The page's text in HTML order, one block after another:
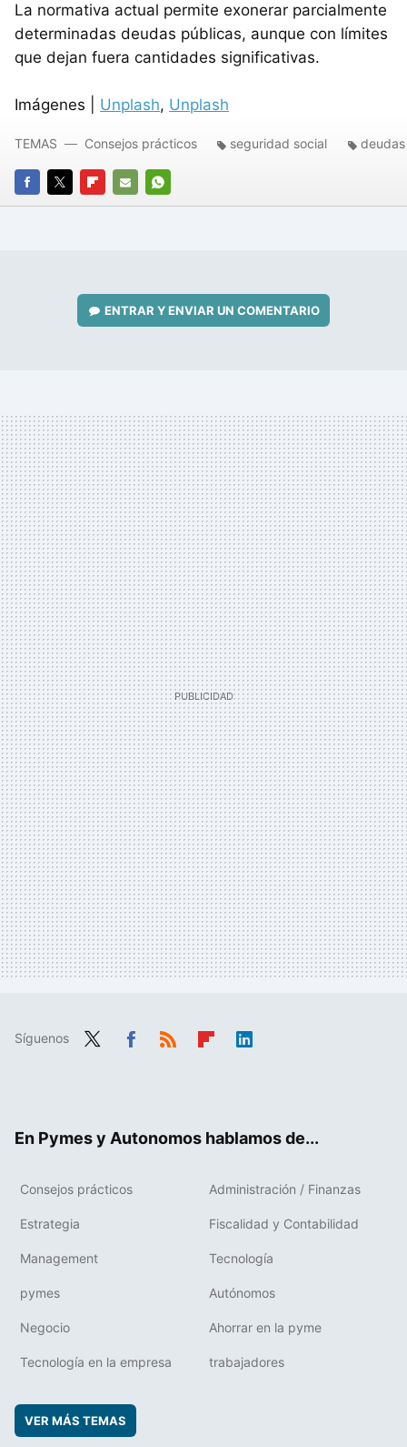
La normativa actual permite exonerar parcialmente
determinadas deudas públicas, aunque con límites
que dejan fuera cantidades significativas.
Imágenes | Unplash, Unplash
FACEBOOK
TWITTERFLIPBOARD
E-
WHATSAPP
TEMAS Consejos prácticos seguridad social deudas
ENTRAR Y ENVIAR UN COMENTARIO
Síguenos
En Pymes y Autonomos hablamos de...
Consejos prácticos Administración / Finanzas
Estrategia Fiscalidad y Contabilidad
Management Tecnología
pymes Autónomos
Negocio Ahorrar en la pyme
Tecnología en la empresa trabajadores
VER MÁS TEMAS